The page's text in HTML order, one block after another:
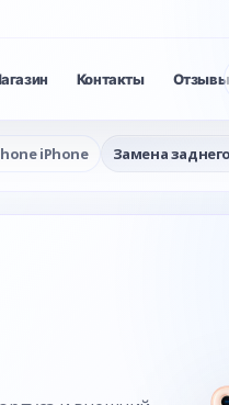
Контакты Отзывы
iPhone Замена